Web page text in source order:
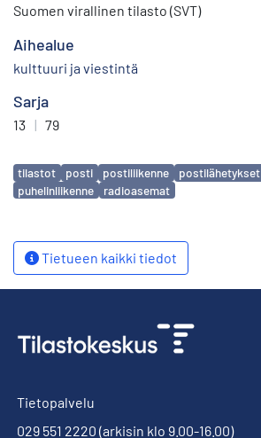
Suomen virallinen tilasto (SVT)
Aihealue
kulttuuri ja viestintä
Sarja
13 | 79
Avainsanat
tilastot posti postiliikenne postilähetykset
puhelinliikenne
radioasemat
Tietueen kaikki tiedot
Tietopalvelu
029 551 2220 (arkisin klo 9.00-16.00)